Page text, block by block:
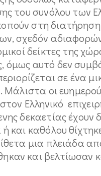
του συνόλου των
στη
σχεδόν
δείκτες της
αυτό δεν
σε ένα
Μάλιστα οι
Ελληνικό
δεκαετίας έχουν
και καθόλου
μια πλειάδα
και βελτίωσαν